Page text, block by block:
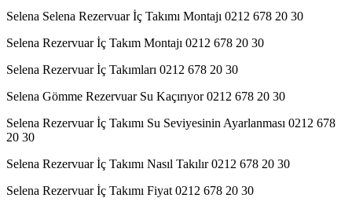
Selena Selena Rezervuar İç Takımı Montajı 0212 678 20 30
Selena Rezervuar İç Takım Montajı 0212 678 20 30
Selena Rezervuar İç Takımları 0212 678 20 30
Selena Gömme Rezervuar Su Kaçırıyor 0212 678 20 30
Selena Rezervuar İç Takımı Su Seviyesinin Ayarlanması 0212 678
20 30
Selena Rezervuar İç Takımı Nasıl Takılır 0212 678 20 30
Selena Rezervuar İç Takımı Fiyat 0212 678 20 30